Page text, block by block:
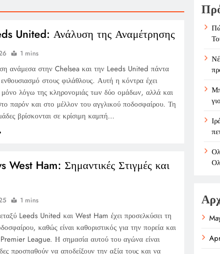
United: Ανάλυση της Αναμέτρησης
1 mins
ανάμεσα στην Chelsea και την Leeds United πάντα
στους φιλάθλους. Αυτή η κόντρα έχει
μόνο λόγω της κληρονομιάς των δύο ομάδων, αλλά και
παρόν και στο μέλλον του αγγλικού ποδοσφαίρου. Τη
βρίσκονται σε κρίσιμη καμπή…
Ham: Σημαντικές Στιγμές και
1 mins
Leeds United και West Ham έχει προσελκύσει τη
καθώς είναι καθοριστικός για την πορεία και
League. Η σημασία αυτού του αγώνα είναι
προσπαθούν να αποδείξουν την αξία τους και να